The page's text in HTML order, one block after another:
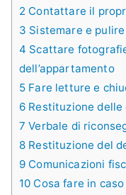
2 Contattare il
3 Sistemare e
4 Scattare
dell’appartamento
5 Fare letture e
6 Restituzione delle
7 Verbale di
8 Restituzione del
9 Comunicazioni
10 Cosa fare in